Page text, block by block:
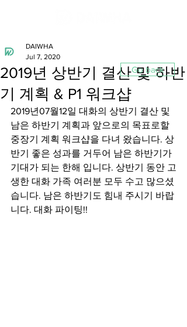
2019년 상반기 결산 및 하반
기 계획 & P1 워크샵
DAIWHA
Jul 7, 2020
2019년07월12일 대화의 상반기 결산 및
남은 하반기 계획과 앞으로의 목표로할
중장기 계획 워크샵을 다녀 왔습니다. 상
반기 좋은 성과를 거두어 남은 하반기가
기대가 되는 한해 입니다. 상반기 동안 고
생한 대화 가족 여러분 모두 수고 많으셨
습니다. 남은 하반기도 힘내 주시기 바랍
니다. 대화 파이팅!!
Go back